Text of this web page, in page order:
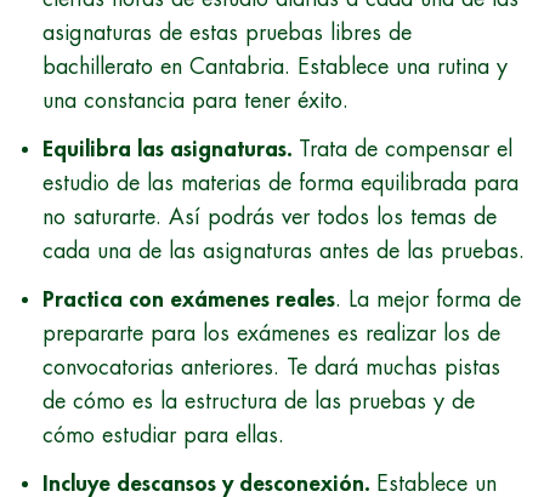
asignaturas de estas pruebas libres de
bachillerato en Cantabria. Establece una rutina y
una constancia para tener éxito.
Equilibra las asignaturas. Trata de compensar el
estudio de las materias de forma equilibrada para
no saturarte. Así podrás ver todos los temas de
cada una de las asignaturas antes de las pruebas.
Practica con exámenes reales. La mejor forma de
prepararte para los exámenes es realizar los de
convocatorias anteriores. Te dará muchas pistas
de cómo es la estructura de las pruebas y de
cómo estudiar para ellas.
Incluye descansos y desconexión. Establece un